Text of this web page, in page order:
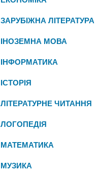
ЗАРУБІЖНА ЛІТЕРАТУРА
ІНОЗЕМНА МОВА
ІНФОРМАТИКА
ІСТОРІЯ
ЛІТЕРАТУРНЕ ЧИТАННЯ
ЛОГОПЕДІЯ
МАТЕМАТИКА
МУЗИКА